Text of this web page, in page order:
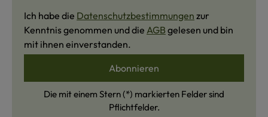
Ich habe die Datenschutzbestimmungen zur
Kenntnis genommen und die AGB gelesen und bin
mit ihnen einverstanden.
Abonnieren
Die mit einem Stern (*) markierten Felder sind
Pflichtfelder.